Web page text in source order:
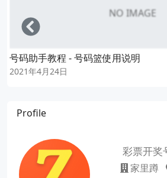
NO IMAGE
号码助手教程 - 号码篮使用说明
2021年4月24日
Left
Profile
彩票开奖
家里蹲